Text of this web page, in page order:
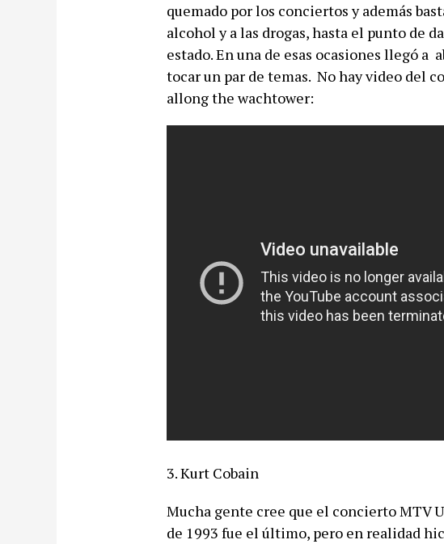
quemado por los conciertos y además
alcohol y a las drogas, hasta el punto de
estado. En una de esas ocasiones llegó a
tocar un par de temas. No hay video del
allong the wachtower:
3. Kurt Cobain
Mucha gente cree que el concierto MTV
de 1993 fue el último, pero en realidad